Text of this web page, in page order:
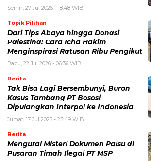
Senin, 27 Jul 2026 - 18:48 WIB
Topik Pilihan
Dari Tips Abaya hingga Donasi
Palestina: Cara Icha Hakim
Menginspirasi Ratusan Ribu Pengikut
Rabu, 22 Jul 2026 - 06:36 WIB
Berita
Tak Bisa Lagi Bersembunyi, Buron
Kasus Tambang PT Bososi
Dipulangkan Interpol ke Indonesia
Jumat, 17 Jul 2026 - 23:49 WIB
Berita
Mengurai Misteri Dokumen Palsu di
Pusaran Timah Ilegal PT MSP